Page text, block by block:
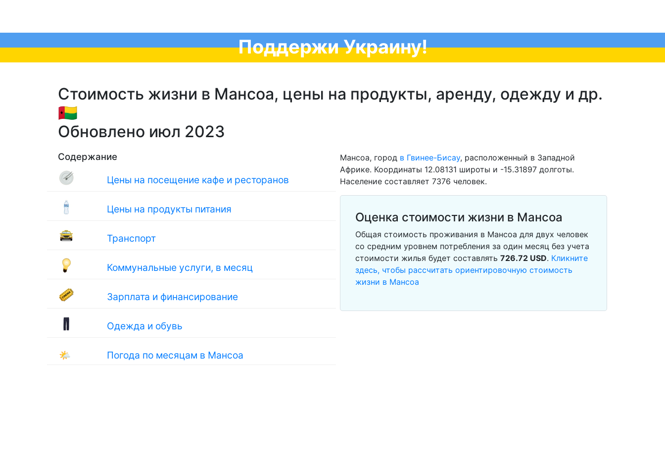
Поддержи Украину!
Стоимость жизни в Мансоа, цены на продукты, аренду, одежду и др.
🇬🇼
Обновлено июл 2023
Содержание
Цены на посещение кафе и ресторанов
Цены на продукты питания
Транспорт
Коммунальные услуги, в месяц
Зарплата и финансирование
Одежда и обувь
🌤 Погода по месяцам в Мансоа
Мансоа, город в Гвинее-Бисау, расположенный в Западной
Африке. Координаты 12.08131 широты и -15.31897 долготы.
Население составляет 7376 человек.
Оценка стоимости жизни в Мансоа
Общая стоимость проживания в Мансоа для двух человек
со средним уровнем потребления за один месяц без учета
стоимости жилья будет составлять 726.72 USD. Кликните
здесь, чтобы рассчитать ориентировочную стоимость
жизни в Мансоа